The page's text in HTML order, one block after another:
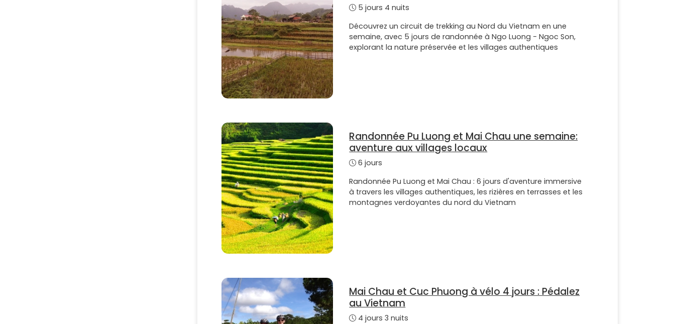
5 jours 4 nuits
Découvrez un circuit de trekking au Nord du Vietnam en une
semaine, avec 5 jours de randonnée à Ngo Luong - Ngoc Son,
explorant la nature préservée et les villages authentiques
Randonnée Pu Luong et Mai Chau une semaine:
aventure aux villages locaux
6 jours
Randonnée Pu Luong et Mai Chau : 6 jours d'aventure immersive
à travers les villages authentiques, les rizières en terrasses et les
montagnes verdoyantes du nord du Vietnam
Mai Chau et Cuc Phuong à vélo 4 jours : Pédalez
au Vietnam
4 jours 3 nuits